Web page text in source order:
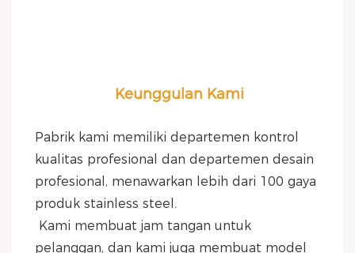
Keunggulan Kami
Pabrik kami memiliki departemen kontrol
kualitas profesional dan departemen desain
profesional, menawarkan lebih dari 100 gaya
produk stainless steel.
pelanggan, dan kami juga membuat model